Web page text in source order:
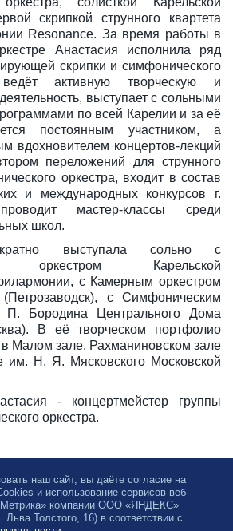
скрипкой струнного квартета
Resonance. За время работы в
Анастасия исполнила ряд
скрипки и симфонического
активную творческую и
выступает с сольными
по всей Карелии и за её
постоянным участником, а
вдохновителем концертов-лекций
переложений для струнного
оркестра, входит в состав
и международных конкурсов г.
мастер-классы среди
школ.
выступала сольно с
оркестром Карельской
с Камерным оркестром
(Петрозаводск), с Симфоническим
Бородина Центрального Дома
В её творческом портфолио
Малом зале, Рахманиновском зале
им. Н. Я. Мясковского Московской
- концертмейстер группы
оркестра.
наш сайт, вы даёте согласие на
и использование сервисов веб-
компании ООО «ЯНДЕКС»
Толстого, 16) в соответствии с